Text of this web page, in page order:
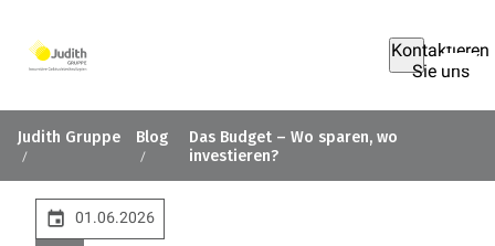
Kontaktieren
Sie uns
Judith Gruppe Blog
Das Budget – Wo sparen, wo
investieren?
01.06.2026